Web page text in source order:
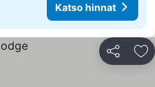
Katso hinnat
Jaa